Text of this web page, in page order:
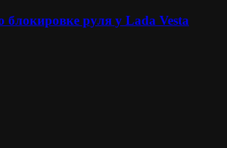
руля у Lada Vesta